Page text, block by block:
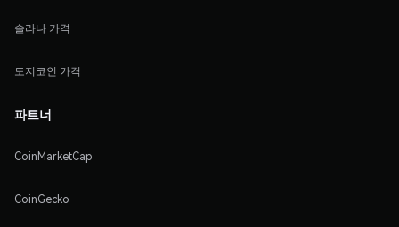
솔라나 가격
도지코인 가격
파트너
CoinMarketCap
CoinGecko